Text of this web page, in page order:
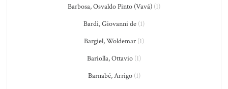
Barbosa, Osvaldo Pinto (Vavá) (1)
Bardi, Giovanni de (1)
Bargiel, Woldemar (1)
Bariolla, Ottavio (1)
Barnabé, Arrigo(1)